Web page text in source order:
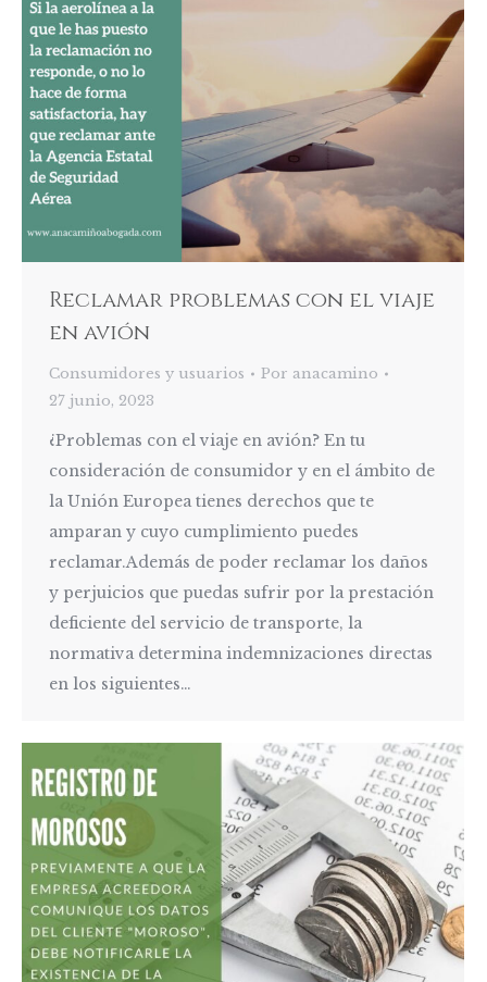
Reclamar problemas con el viaje
en avión
Consumidores y usuarios Por anacamino
27 junio, 2023
¿Problemas con el viaje en avión? En tu
consideración de consumidor y en el ámbito de
la Unión Europea tienes derechos que te
amparan y cuyo cumplimiento puedes
reclamar.Además de poder reclamar los daños
y perjuicios que puedas sufrir por la prestación
deficiente del servicio de transporte, la
normativa determina indemnizaciones directas
en los siguientes…